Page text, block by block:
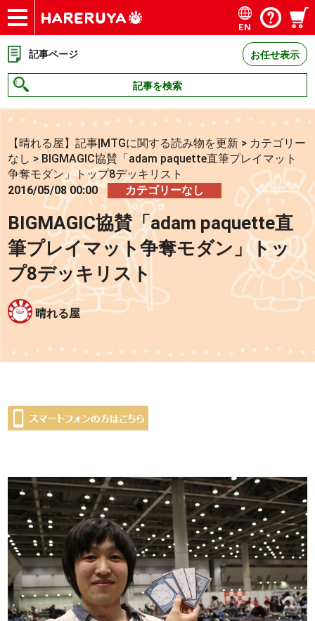
ショップ
買取
記事
デッキ検索
デッキ構築
選手一覧
店舗一覧
イベント
お問い合わせ
EN
記事ページ お任せ表示
記事を検索
【晴れる屋】記事|MTGに関する読み物を更新 > カテゴリー
なし > BIGMAGIC協賛「adam paquette直筆プレイマット
争奪モダン」トップ8デッキリスト
2016/05/08 00:00
カテゴリーなし
BIGMAGIC協賛「adam paquette直
筆プレイマット争奪モダン」トッ
プ8デッキリスト
晴れる屋